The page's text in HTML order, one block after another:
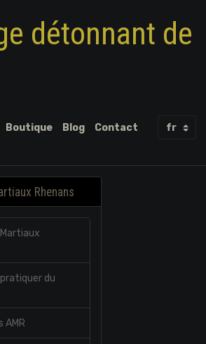
détonnant de
Boutique Blog Contact
Rhenans
du
AMR